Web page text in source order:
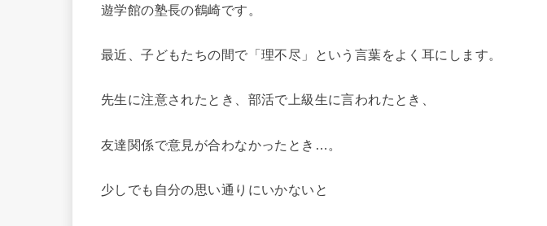
遊学館の塾長の鶴崎です。
最近、子どもたちの間で「理不尽」という言葉をよく耳にします。
先生に注意されたとき、部活で上級生に言われたとき、
友達関係で意見が合わなかったとき…。
少しでも自分の思い通りにいかないと